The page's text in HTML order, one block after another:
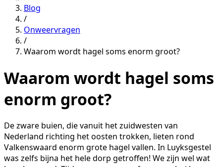
Blog
/
Onweervragen
/
Waarom wordt hagel soms enorm groot?
Waarom wordt hagel soms
enorm groot?
De zware buien, die vanuit het zuidwesten van
Nederland richting het oosten trokken, lieten rond
Valkenswaard enorm grote hagel vallen. In Luyksgestel
was zelfs bijna het hele dorp getroffen! We zijn wel wat